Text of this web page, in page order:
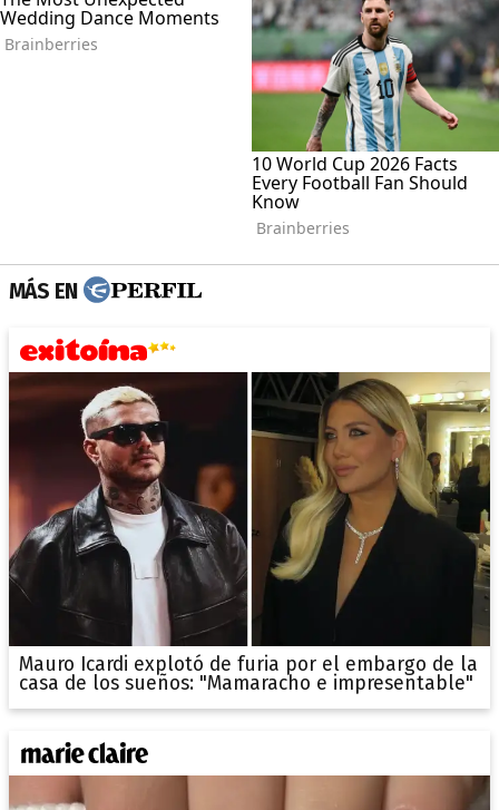
MÁS EN
Mauro Icardi explotó de furia por el embargo de la
casa de los sueños: "Mamaracho e impresentable"